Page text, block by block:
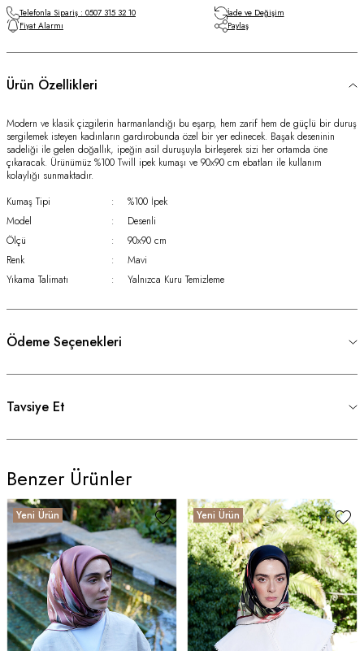
Telefonla Sipariş : 0507 315 32 10
İade ve Değişim
Fiyat Alarmı
Paylaş
Ürün Özellikleri
Modern ve klasik çizgilerin harmanlandığı bu eşarp, hem zarif hem de güçlü bir duruş
sergilemek isteyen kadınların gardırobunda özel bir yer edinecek. Başak deseninin
sadeliği ile gelen doğallık, ipeğin asil duruşuyla birleşerek sizi her ortamda öne
çıkaracak. Ürünümüz %100 Twill ipek kumaşı ve 90x90 cm ebatları ile kullanım
kolaylığı sunmaktadır.
Kumaş Tipi
:
%100 İpek
Model
:
Desenli
Ölçü
:
90x90 cm
Renk
:
Mavi
Yıkama Talimatı
: Yalnızca Kuru Temizleme
Ödeme Seçenekleri
Tavsiye Et
Benzer Ürünler
Yeni Ürün Yeni Ürün